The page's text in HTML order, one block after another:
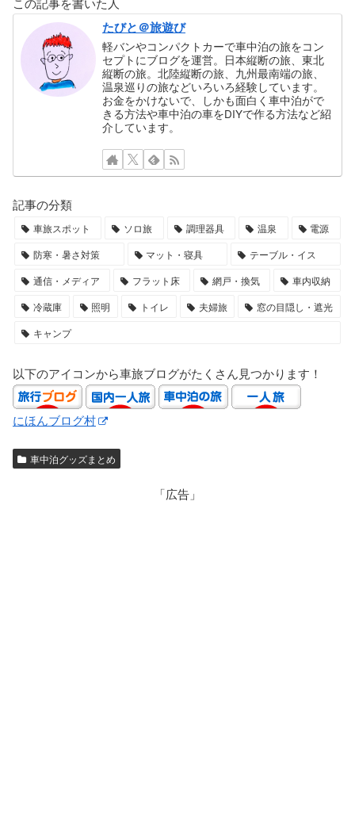
たびと＠旅遊び
軽バンやコンパクトカーで車中泊の旅をコン
セプトにブログを運営。日本縦断の旅、東北
縦断の旅。北陸縦断の旅、九州最南端の旅、
温泉巡りの旅などいろいろ経験しています。
お金をかけないで、しかも面白く車中泊がで
きる方法や車中泊の車をDIYで作る方法など紹
介しています。
記事の分類
車旅スポット ソロ旅 調理器具 温泉
電源
防寒・暑さ対策
マット・寝具
テーブル・イス
通信・メディア
フラット床 網戸・換気
車内収納
冷蔵庫
照明 トイレ 夫婦旅
窓の目隠し・遮光
キャンプ
以下のアイコンから車旅ブログがたくさん見つかります！
にほんブログ村
車中泊グッズまとめ
「広告」